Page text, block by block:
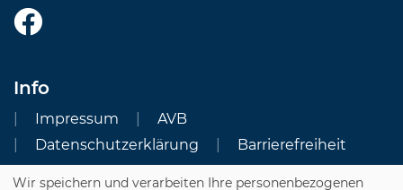
Info
Impressum
AVB
Datenschutzerklärung
Barrierefreiheit
Cookie Einstellungen
Wir speichern und verarbeiten Ihre personenbezogenen